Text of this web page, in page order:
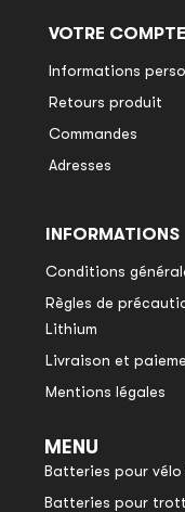
VOTRE COMPTE
Informations
Retours produit
Commandes
Adresses
INFORMATIONS
Conditions
Règles de
Lithium
Livraison et
Mentions légales
MENU
Batteries pour
Batteries pour